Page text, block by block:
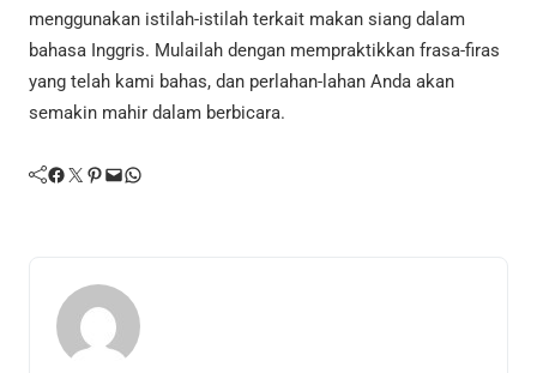
menggunakan istilah-istilah terkait makan siang dalam
bahasa Inggris. Mulailah dengan mempraktikkan frasa-firas
yang telah kami bahas, dan perlahan-lahan Anda akan
semakin mahir dalam berbicara.
Facebook Twitter Pinterest Mail WhatsApp